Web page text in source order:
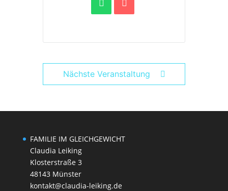
Nächste Veranstaltung
FAMILIE IM GLEICHGEWICHT
Claudia Leiking
Klosterstraße 3
48143 Münster
kontakt@claudia-leiking.de